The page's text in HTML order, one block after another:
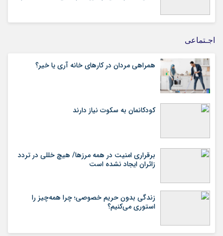
اجـتماعی
همراهی مردان در کارهای خانه آری یا خیر؟
کودکانمان به سکوت نیاز دارند
برقراری امنیت در همه مرزها/ هیچ‌ خللی در تردد
زائران ایجاد نشده است
زندگی بدون حریم خصوصی؛ چرا همه‌چیز را
استوری می‌کنیم؟